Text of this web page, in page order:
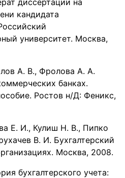
диссертации на
кандидата
университет. Москва,
А. В., Фролова А. А.
банках.
Ростов н/Д: Феникс,
Е. И., Кулиш Н. В., Пипко
В. И. Бухгалтерский
Москва, 2008.
бухгалтерского учета: